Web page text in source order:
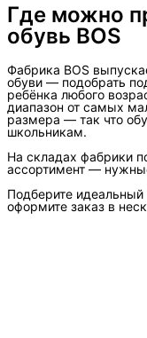
Где можно
обувь BOS
Фабрика BOS
обуви — подобрать
ребёнка любого
диапазон от самых
размера — так что
школьникам.
На складах фабрики
ассортимент —
Подберите
оформите заказ в